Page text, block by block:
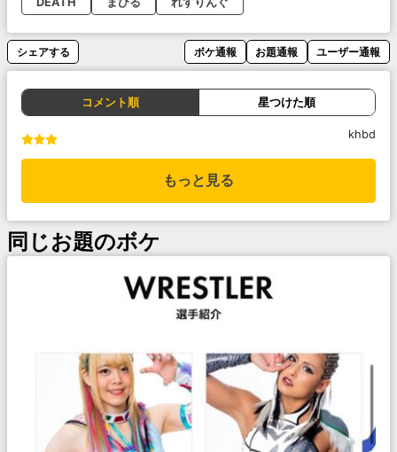
シェアする ボケ通報 お題通報 ユーザー通報
コメント順 星つけた順
khbd
もっと見る
同じお題のボケ